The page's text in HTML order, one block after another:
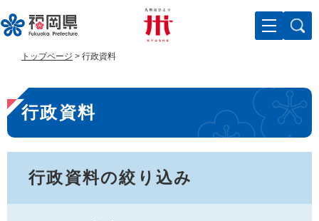
ー
ジ
で
す
ニ
ュ
ば
し
トップページ > 行政資料
本
文
行政資料
行政資料の絞り込み